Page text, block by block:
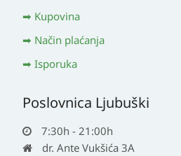
Kupovina
Način plaćanja
Isporuka
Poslovnica Ljubuški
7:30h - 21:00h
dr. Ante Vukšića 3A